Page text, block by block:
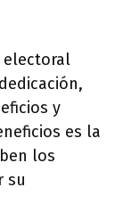
electoral
y
es la
los
su